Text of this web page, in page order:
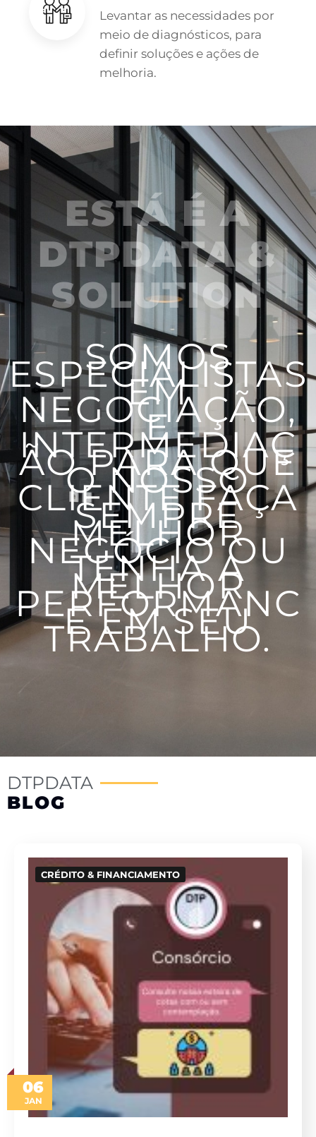
Levantar as necessidades por
meio de diagnósticos, para
definir soluções e ações de
melhoria.
ESTÁ É A
DTPDATA &
SOLUTION
SOMOS
ESPECIALISTAS
EM
NEGOCIAÇÃO,
E
INTERMEDIAÇ
ÃO PARA QUE
O NOSSO
CLIENTE FAÇA
SEMPRE
MELHOR
NEGÓCIO OU
TENHA A
MELHOR
PERFORMANC
E EM SEU
TRABALHO.
DTPDATA
BLOG
06
JAN
CRÉDITO & FINANCIAMENTO